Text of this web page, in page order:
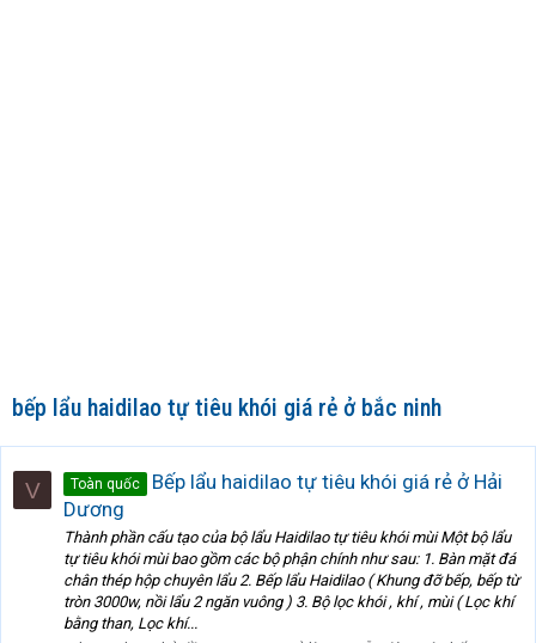
bếp lẩu haidilao tự tiêu khói giá rẻ ở bắc ninh
V Toàn quốc
Bếp lẩu haidilao tự tiêu khói giá rẻ ở Hải
Dương
Thành phần cấu tạo của bộ lẩu Haidilao tự tiêu khói mùi Một bộ lẩu
tự tiêu khói mùi bao gồm các bộ phận chính như sau: 1. Bàn mặt đá
chân thép hộp chuyên lẩu 2. Bếp lẩu Haidilao ( Khung đỡ bếp, bếp từ
tròn 3000w, nồi lẩu 2 ngăn vuông ) 3. Bộ lọc khói , khí , mùi ( Lọc khí
bằng than, Lọc khí...